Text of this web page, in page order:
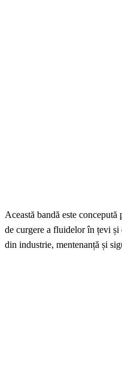
Această bandă este
de curgere a fluidelor în țevi și
din industrie, mentenanță și